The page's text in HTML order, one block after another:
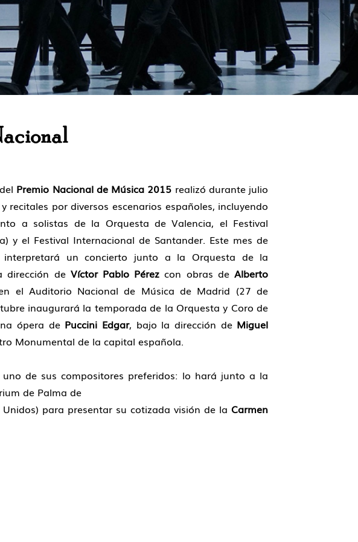
Premio Nacional de Música 2015 realizó durante julio
recitales por diversos escenarios españoles, incluyendo
a solistas de la Orquesta de Valencia, el Festival
y el Festival Internacional de Santander. Este mes de
interpretará un concierto junto a la Orquesta de la
dirección de Víctor Pablo Pérez con obras deAlberto
el Auditorio Nacional de Música de Madrid (27 de
inaugurará la temporada de la Orquesta y Coro de
ópera de Puccini Edgar, bajo la dirección de Miguel
Monumental de la capital española.
de sus compositores preferidos: lo hará junto a la
de Palma de
para presentar su cotizada visión de laCarmen